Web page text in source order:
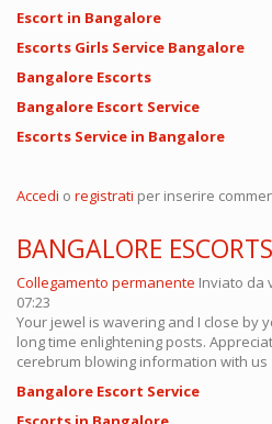
Escort in Bangalore
Escorts Girls Service Bangalore
Bangalore Escorts
Bangalore Escort Service
Escorts Service in Bangalore
Accedi o registrati per inserire
BANGALORE ESCORTS
Collegamento permanente Inviato da
07:23
Your jewel is wavering and I close by
long time enlightening posts.
cerebrum blowing information with us
Bangalore Escort Service